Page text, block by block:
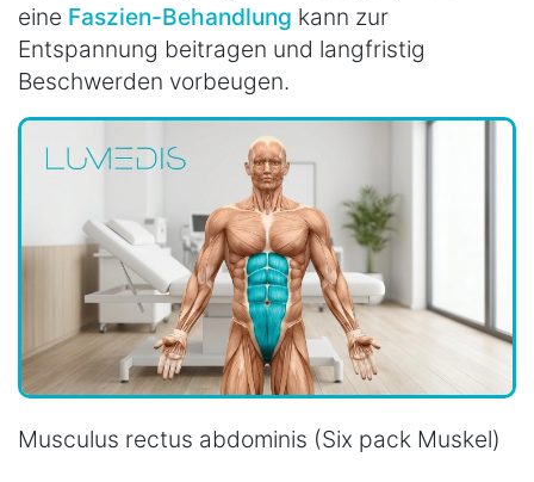
eine Faszien-Behandlung kann zur
Entspannung beitragen und langfristig
Beschwerden vorbeugen.
Musculus rectus abdominis (Six pack Muskel)